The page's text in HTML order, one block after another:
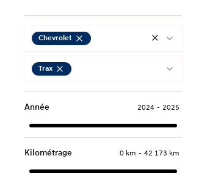
Chevrolet
Trax
Année 2024 - 2025
Kilométrage 0 km - 42 173 km